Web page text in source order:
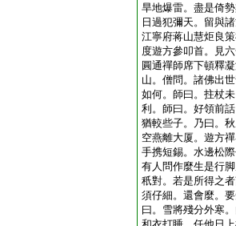
旱地爆雷。盡是倚
日過犯彌天。留與
江寧府蒋山慧炬良
度遊方參叩首。見
圓通禪師席下頓釋
山。僧問。諸佛出
如何。師曰。拄杖
利。師曰。好領前
猶較些子。乃曰。
空燕離大厦。遊方
手携短錫。水邊松
有人問作麼生是行
秖對。若是所得之
須仔細。還會麼。
曰。雪將殘分外寒